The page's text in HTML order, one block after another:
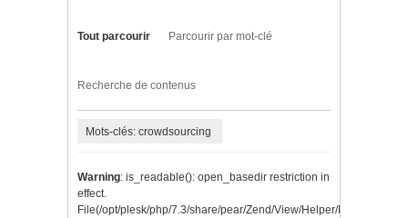
Tout parcourir Parcourir par mot-clé
Recherche de contenus
Mots-clés: crowdsourcing
Warning: is_readable(): open_basedir restriction in
effect.
File(/opt/plesk/php/7.3/share/pear/Zend/View/Helper/Navigation/